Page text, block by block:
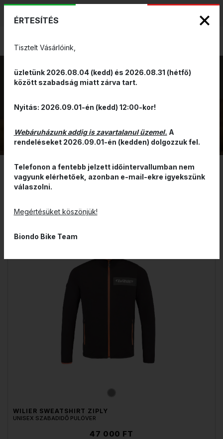
HUN
PULÓVER
SZŰRÉS
RENDELHETŐ
WILIER SWEATSHIRT ZIPLY
UNISEX SZABADIDŐ PULÓVER
47 000 FT
ÉRTESÍTÉS
Tisztelt Vásárlóink,
üzletünk 2026.08.04 (kedd) és 2026.08.31 (hétfő)
között szabadság miatt zárva tart.
Nyitás: 2026.09.01-én (kedd) 12:00-kor!
Webáruházunk addig is zavartalanul üzemel. A
rendeléseket 2026.09.01-én (kedden) dolgozzuk fel.
Telefonon a fentebb jelzett időintervallumban nem
vagyunk elérhetőek, azonban e-mail-ekre igyekszünk
válaszolni.
Megértésüket köszönjük!
Biondo Bike Team